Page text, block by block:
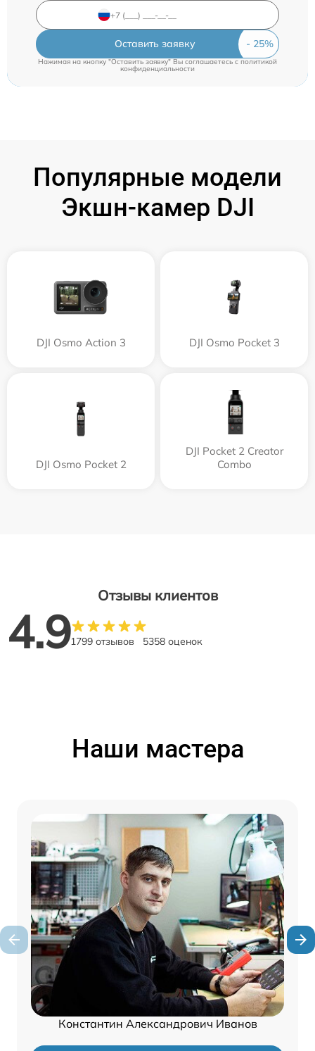
Оставить заявку
Нажимая на кнопку "Оставить заявку" Вы соглашаетесь c политикой
конфиденциальности
Популярные модели
Экшн-камер DJI
DJI Osmo Action 3 DJI Osmo Pocket 3
DJI Osmo Pocket 2
DJI Pocket 2 Creator
Combo
Отзывы клиентов
4.91799 отзывов 5358 оценок
Наши мастера
Константин Александрович Иванов